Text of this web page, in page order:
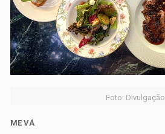
Foto: Divulgação
ME VÁ